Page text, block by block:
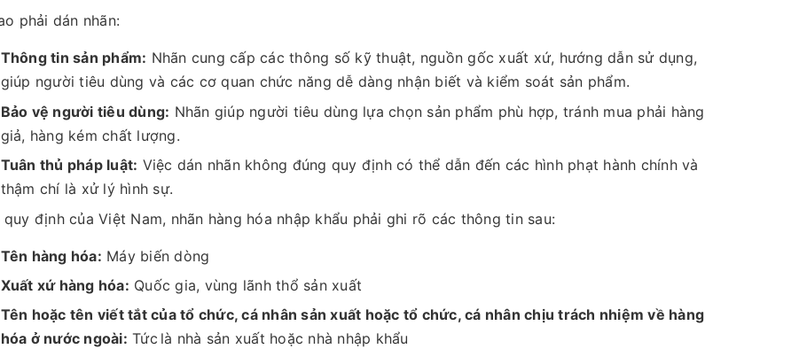
phải dán nhãn:
Thông tin sản phẩm: Nhãn cung cấp các thông số kỹ thuật, nguồn gốc xuất xứ, hướng dẫn sử dụng,
giúp người tiêu dùng và các cơ quan chức năng dễ dàng nhận biết và kiểm soát sản phẩm.
Bảo vệ người tiêu dùng: Nhãn giúp người tiêu dùng lựa chọn sản phẩm phù hợp, tránh mua phải hàng
giả, hàng kém chất lượng.
Tuân thủ pháp luật: Việc dán nhãn không đúng quy định có thể dẫn đến các hình phạt hành chính và
thậm chí là xử lý hình sự.
quy định của Việt Nam, nhãn hàng hóa nhập khẩu phải ghi rõ các thông tin sau:
Tên hàng hóa: Máy biến dòng
Xuất xứ hàng hóa: Quốc gia, vùng lãnh thổ sản xuất
Tên hoặc tên viết tắt của tổ chức, cá nhân sản xuất hoặc tổ chức, cá nhân chịu trách nhiệm về hàng
hóa ở nước ngoài: Tức là nhà sản xuất hoặc nhà nhập khẩu